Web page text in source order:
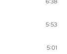
5:53
5:01